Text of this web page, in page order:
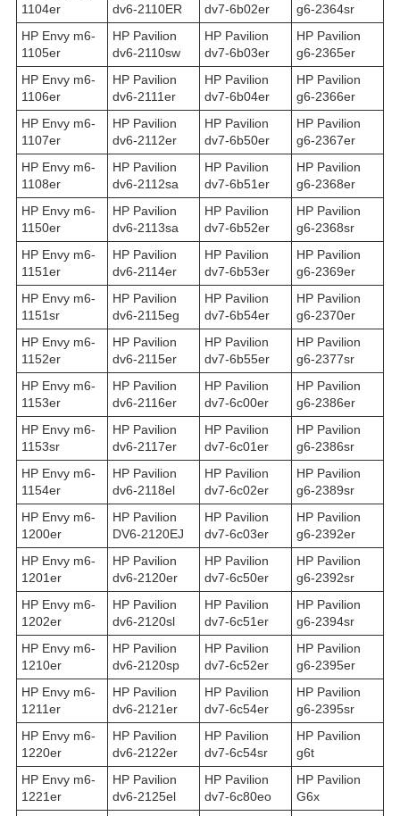
1104er
dv6-2110ER
dv7-6b02er
g6-2364sr
HP Envy m6-
1105er
HP Pavilion
dv6-2110sw
HP Pavilion
dv7-6b03er
HP Pavilion
g6-2365er
HP Envy m6-
1106er
HP Pavilion
dv6-2111er
HP Pavilion
dv7-6b04er
HP Pavilion
g6-2366er
HP Envy m6-
1107er
HP Pavilion
dv6-2112er
HP Pavilion
dv7-6b50er
HP Pavilion
g6-2367er
HP Envy m6-
1108er
HP Pavilion
dv6-2112sa
HP Pavilion
dv7-6b51er
HP Pavilion
g6-2368er
HP Envy m6-
1150er
HP Pavilion
dv6-2113sa
HP Pavilion
dv7-6b52er
HP Pavilion
g6-2368sr
HP Envy m6-
1151er
HP Pavilion
dv6-2114er
HP Pavilion
dv7-6b53er
HP Pavilion
g6-2369er
HP Envy m6-
1151sr
HP Pavilion
dv6-2115eg
HP Pavilion
dv7-6b54er
HP Pavilion
g6-2370er
HP Envy m6-
1152er
HP Pavilion
dv6-2115er
HP Pavilion
dv7-6b55er
HP Pavilion
g6-2377sr
HP Envy m6-
1153er
HP Pavilion
dv6-2116er
HP Pavilion
dv7-6c00er
HP Pavilion
g6-2386er
HP Envy m6-
1153sr
HP Pavilion
dv6-2117er
HP Pavilion
dv7-6c01er
HP Pavilion
g6-2386sr
HP Envy m6-
1154er
HP Pavilion
dv6-2118el
HP Pavilion
dv7-6c02er
HP Pavilion
g6-2389sr
HP Envy m6-
1200er
HP Pavilion
DV6-2120EJ
HP Pavilion
dv7-6c03er
HP Pavilion
g6-2392er
HP Envy m6-
1201er
HP Pavilion
dv6-2120er
HP Pavilion
dv7-6c50er
HP Pavilion
g6-2392sr
HP Envy m6-
1202er
HP Pavilion
dv6-2120sl
HP Pavilion
dv7-6c51er
HP Pavilion
g6-2394sr
HP Envy m6-
1210er
HP Pavilion
dv6-2120sp
HP Pavilion
dv7-6c52er
HP Pavilion
g6-2395er
HP Envy m6-
1211er
HP Pavilion
dv6-2121er
HP Pavilion
dv7-6c54er
HP Pavilion
g6-2395sr
HP Envy m6-
1220er
HP Pavilion
dv6-2122er
HP Pavilion
dv7-6c54sr
HP Pavilion
g6t
HP Envy m6-
1221er
HP Pavilion
dv6-2125el
HP Pavilion
dv7-6c80eo
HP Pavilion
G6x